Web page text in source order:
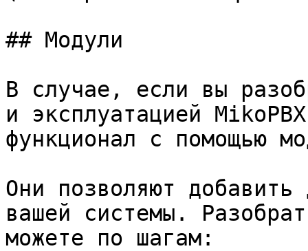
## Модули
В случае, если вы
и эксплуатацией
функционал с помощью
Они позволяют добавить
вашей системы.
можете по шагам: